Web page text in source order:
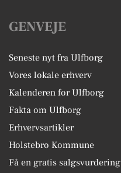
GENVEJE
Seneste nyt fra Ulfborg
Vores lokale erhverv
Kalenderen for Ulfborg
Fakta om Ulfborg
Erhvervsartikler
Holstebro Kommune
Få en gratis salgsvurdering